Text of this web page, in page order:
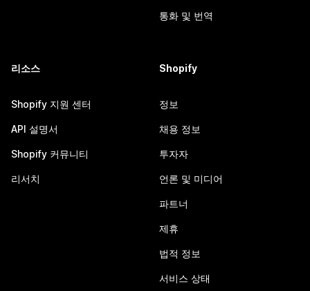
통화 및 번역
리소스
Shopify 지원 센터
API 설명서
Shopify 커뮤니티
리서치
Shopify
정보
채용 정보
투자자
언론 및 미디어
파트너
제휴
법적 정보
서비스 상태